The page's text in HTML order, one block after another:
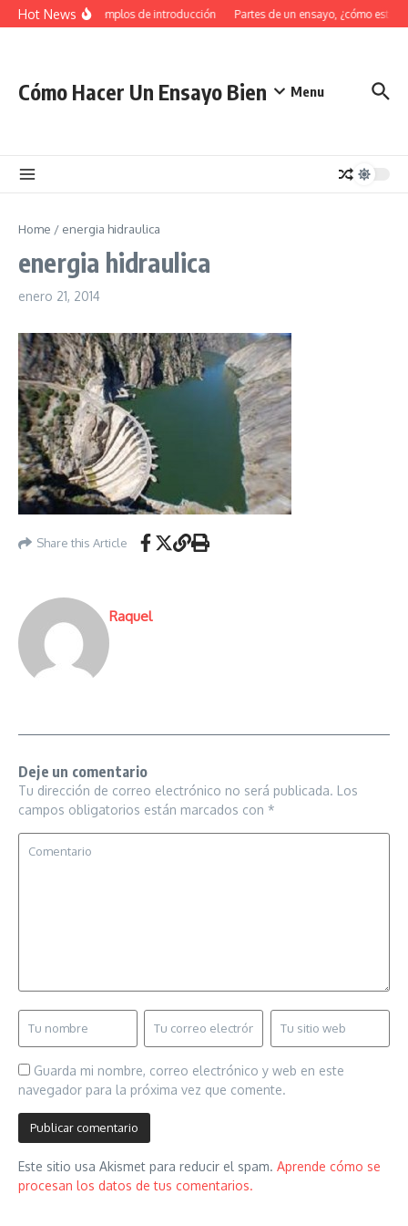
Saltar al contenido
Hot News34 Ejemplos de introducción Partes de un ensayo, ¿cómo
Cómo Hacer Un Ensayo Bien Menu
Home / energia hidraulica
energia hidraulica
enero 21, 2014
Share this Article
Raquel
Deje un comentario
Tu dirección de correo electrónico no será publicada. Los
campos obligatorios están marcados con *
Guarda mi nombre, correo electrónico y web en este
navegador para la próxima vez que comente.
Este sitio usa Akismet para reducir el spam. Aprende cómo se
procesan los datos de tus comentarios.